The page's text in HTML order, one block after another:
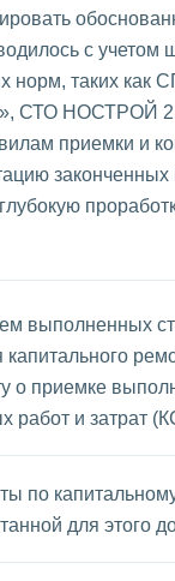
с
норм, таких
СТО НОСТРОЙ
приемки и
выполненных
о приемке
работ и затрат
по
для этого